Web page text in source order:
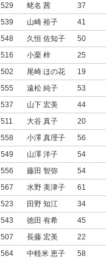
529 蛯名 茜 37
539 山崎 裕子 41
548 久恒 佐知子 50
516 小栗 梓 25
502 尾崎 ほの花 19
555 遠松 純子 53
537 山下 宏美 44
511 大谷 真子 20
558 小澤 真理子 56
549 山澤 洋子 54
556 藤田 智弥 54
567 水野 美津子 61
523 田野 知江 34
543 徳田 有希 45
507 長藤 宏美 22
564 中軽米 恵子 58